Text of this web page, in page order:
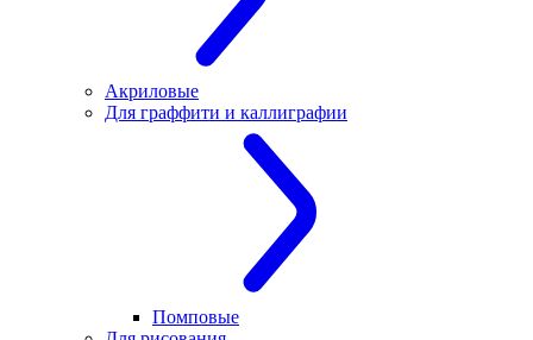
Акриловые
Для граффити и каллиграфии
Помповые